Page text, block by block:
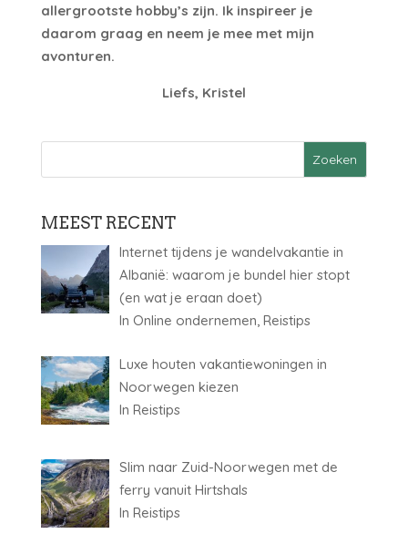
allergrootste hobby’s zijn. Ik inspireer je
daarom graag en neem je mee met mijn
avonturen.
Liefs, Kristel
MEEST RECENT
Internet tijdens je wandelvakantie in
Albanië: waarom je bundel hier stopt
(en wat je eraan doet)
In Online ondernemen, Reistips
Luxe houten vakantiewoningen in
Noorwegen kiezen
In Reistips
Slim naar Zuid-Noorwegen met de
ferry vanuit Hirtshals
In Reistips